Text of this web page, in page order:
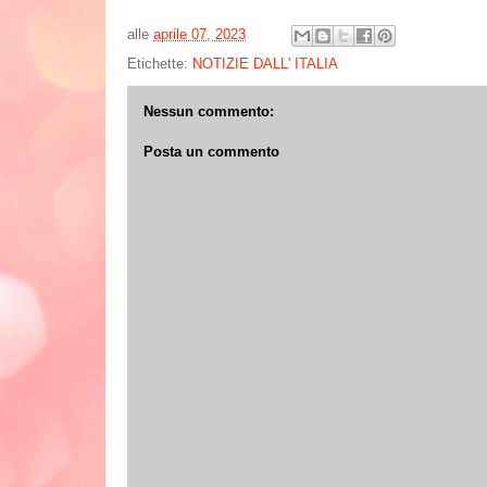
alle aprile 07, 2023
Etichette: NOTIZIE DALL' ITALIA
Nessun commento:
Posta un commento